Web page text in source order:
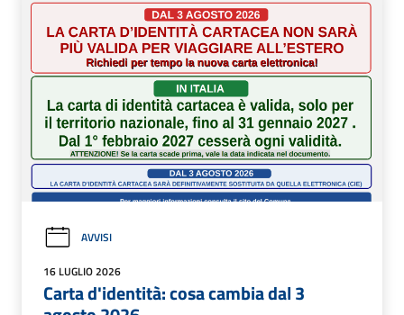
AVVISI
16 LUGLIO 2026
Carta d'identità: cosa cambia dal 3